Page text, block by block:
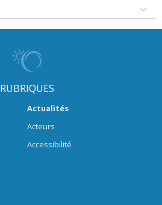
RUBRIQUES
Actualités
Acteurs
Accessibilité